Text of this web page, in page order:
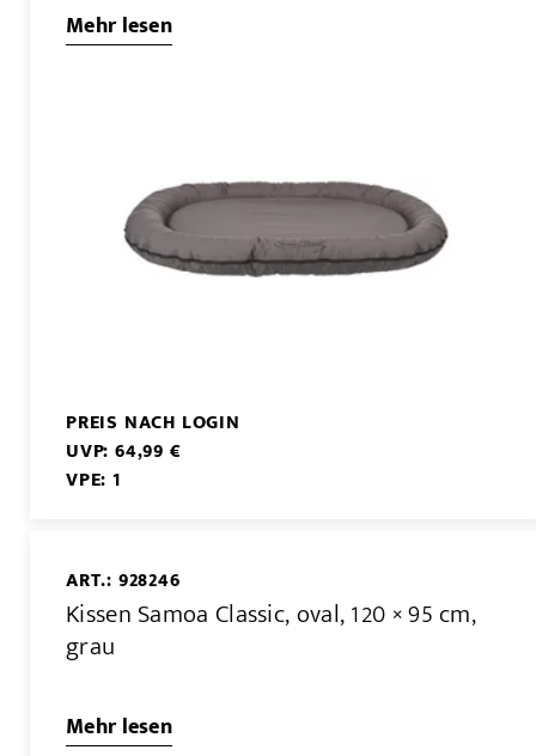
Mehr lesen
PREIS NACH LOGIN
UVP: 64,99 €
VPE: 1
ART.: 928246
Kissen Samoa Classic, oval, 120 × 95 cm,
grau
Mehr lesen